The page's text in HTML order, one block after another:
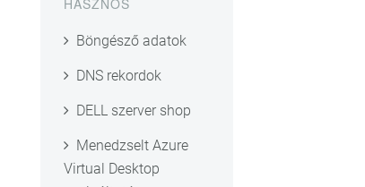
HASZNOS
Böngésző adatok
DNS rekordok
DELL szerver shop
Menedzselt Azure
Virtual Desktop